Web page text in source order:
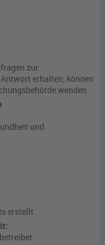
zur
erhalten, können
wenden.
und
erstellt.